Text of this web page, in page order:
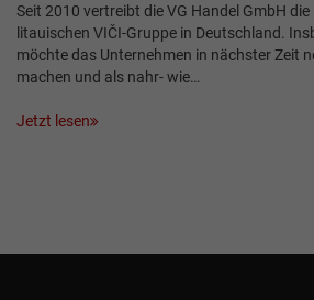
Seit 2010 vertreibt die VG Handel GmbH
litauischen VIČI-Gruppe in Deutschland.
möchte das Unternehmen in nächster Zeit
machen und als nahr- wie…
Jetzt lesen